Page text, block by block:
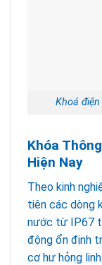
Khoá
Khóa
Hiện Nay
Theo kinh
tiên các dòng
nước từ IP67
động ổn định
cơ hư hỏng